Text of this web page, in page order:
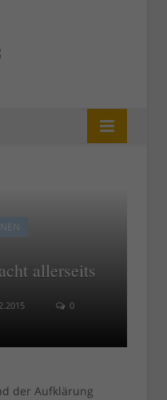
allerseits
0
der Aufklärung